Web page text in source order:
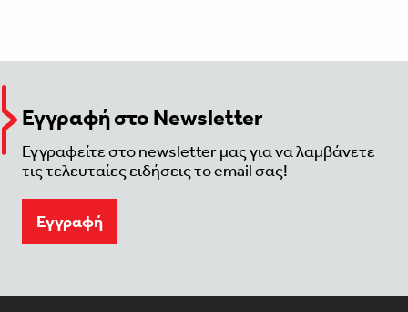
Εγγραφή στο Newsletter
Εγγραφείτε στο newsletter μας για να λαμβάνετε
τις τελευταίες ειδήσεις το email σας!
Eγγραφή